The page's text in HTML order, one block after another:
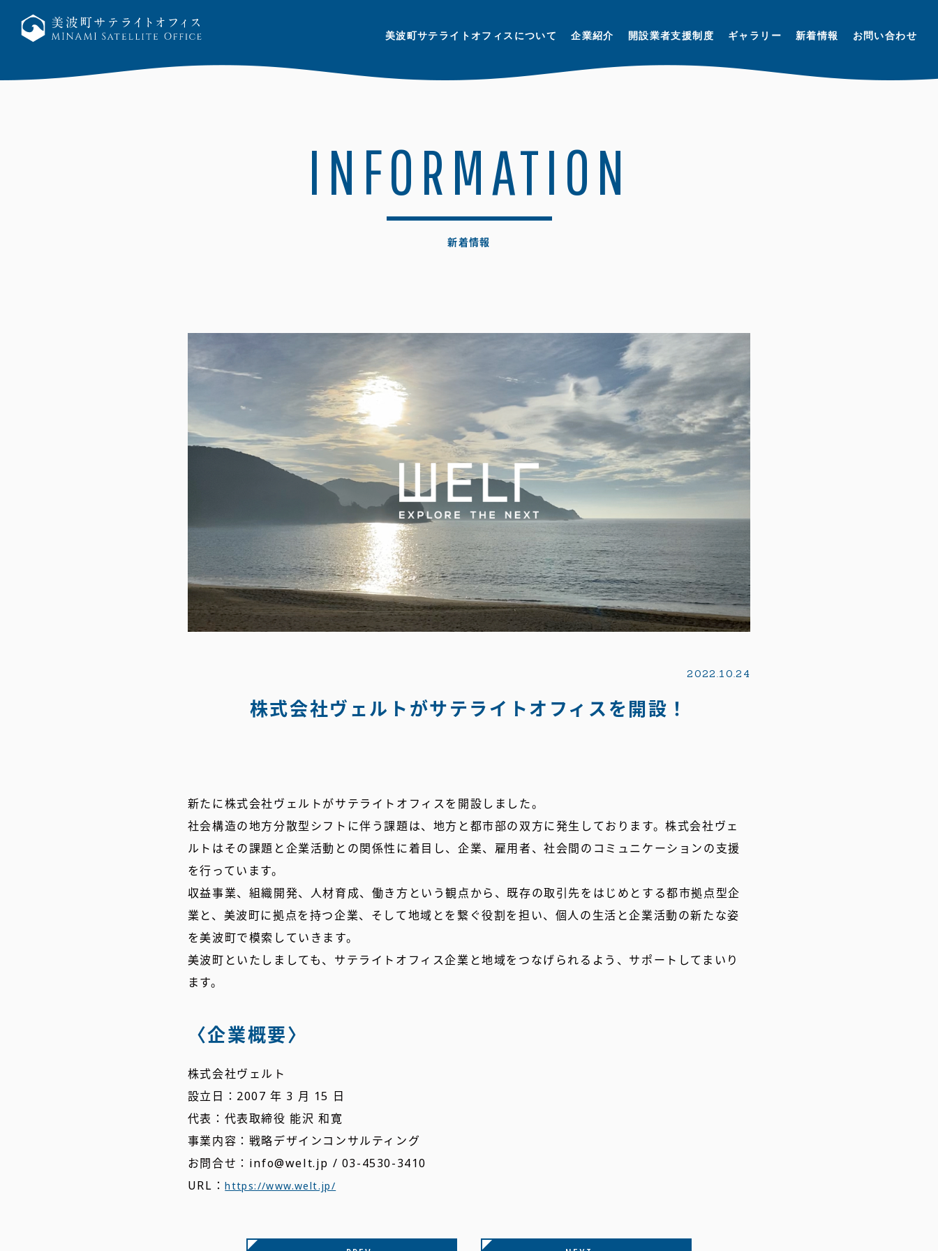
美波町サテライトオフィスについて 企業紹介 開設業者支援制度 ギャラリー 新着情報 お問い合わせ
INFORMATION
新着情報
2022.10.24
株式会社ヴェルトがサテライトオフィスを開設！
新たに株式会社ヴェルトがサテライトオフィスを開設しました。
社会構造の地方分散型シフトに伴う課題は、地方と都市部の双方に発生しております。株式会社ヴェ
ルトはその課題と企業活動との関係性に着目し、企業、雇用者、社会間のコミュニケーションの支援
を行っています。
収益事業、組織開発、人材育成、働き方という観点から、既存の取引先をはじめとする都市拠点型企
業と、美波町に拠点を持つ企業、そして地域とを繋ぐ役割を担い、個人の生活と企業活動の新たな姿
を美波町で模索していきます。
美波町といたしましても、サテライトオフィス企業と地域をつなげられるよう、サポートしてまいり
ます。
〈企業概要〉
株式会社ヴェルト
設立日：2007 年 3 月 15 日
代表：代表取締役 能沢 和寛
事業内容：戦略デザインコンサルティング
お問合せ：info@welt.jp / 03-4530-3410
URL：https://www.welt.jp/